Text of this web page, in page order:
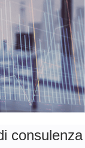
consulenza